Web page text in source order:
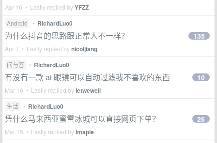
Apr 16 • Lastly replied byYFZZ
Android • RichardLuo0
为什么抖音的思路跟正常人不一样？
Apr 7 • Lastly replied bynicoljiang
135
问与答 • RichardLuo0
有没有一款 ai 眼镜可以自动过滤我不喜欢的东西
Mar 16 • Lastly replied byletwewell
10
生活 • RichardLuo0
凭什么马来西亚蜜雪冰城可以直接网页下单？
Mar 15 • Lastly replied byimaple
26